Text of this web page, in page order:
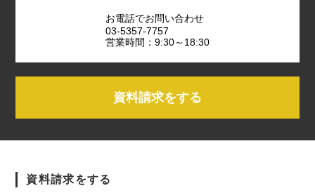
お電話でお問い合わせ
03-5357-7757
営業時間：9:30～18:30
資料請求をする
資料請求をする